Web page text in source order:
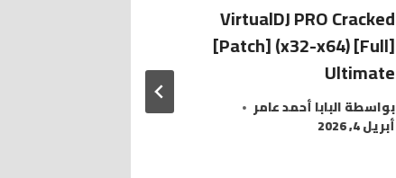
VirtualDJ PRO Cracked
[Patch] (x32-x64) [Full]
Ultimate
بواسطةالبابا أحمد عامر
أبريل 4, 2026